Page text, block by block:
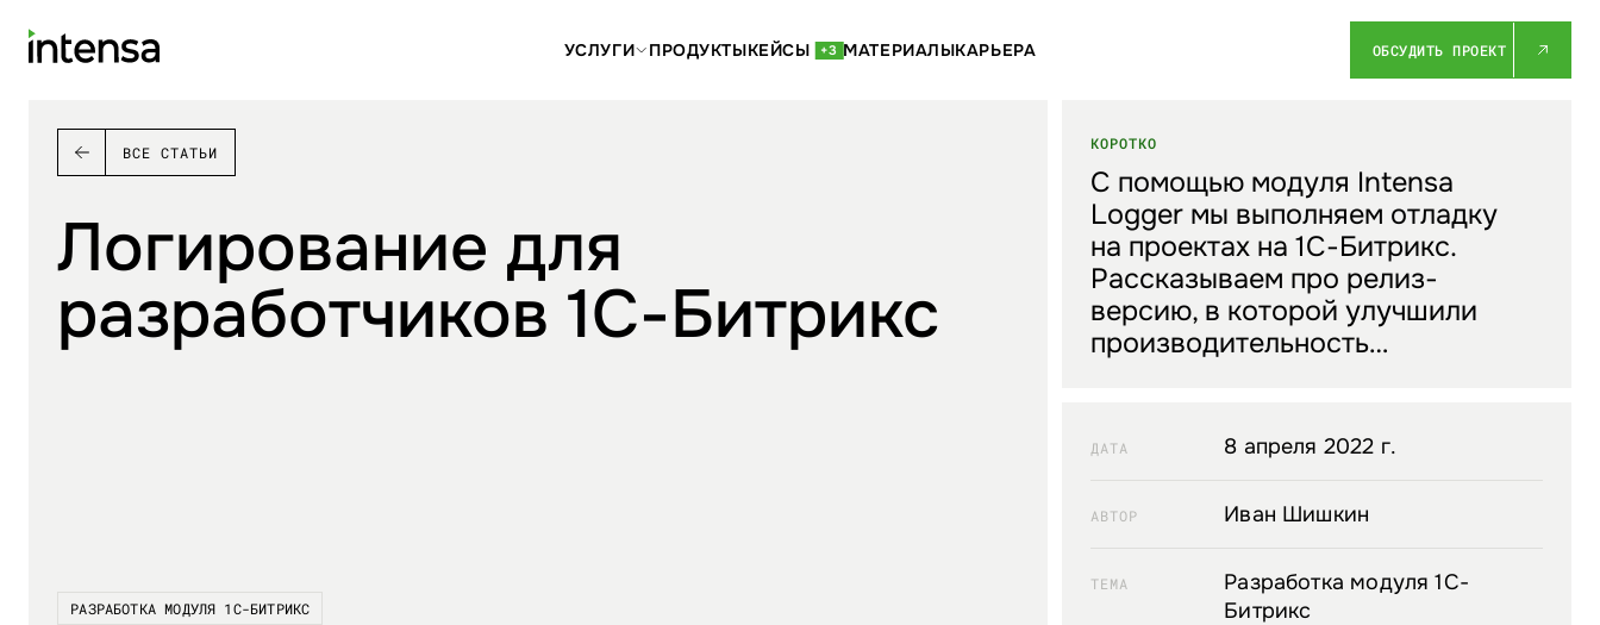
УСЛУГИ ПРОДУКТЫКЕЙСЫ +3 МАТЕРИАЛЫКАРЬЕРА ОБСУДИТЬ ПРОЕКТ
ВСЕ СТАТЬИ
Логирование для
разработчиков 1С-Битрикс
РАЗРАБОТКА МОДУЛЯ 1С-БИТРИКС
КОРОТКО
С помощью модуля Intensa
Logger мы выполняем отладку
на проектах на 1С-Битрикс.
Рассказываем про релиз-
версию, в которой улучшили
производительность…
ДАТА 8 апреля 2022 г.
АВТОР Иван Шишкин
ТЕМА
Разработка модуля 1С-
Битрикс